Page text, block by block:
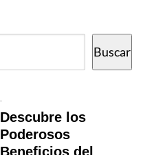
Buscar
Descubre los
Poderosos
Beneficios del